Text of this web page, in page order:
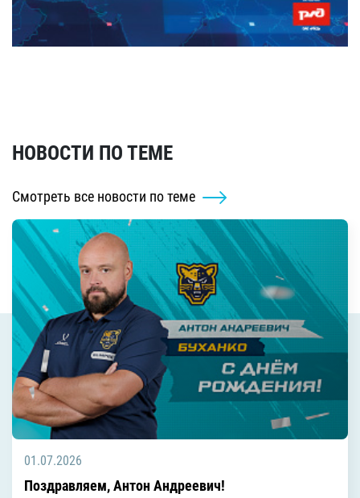
НОВОСТИ ПО ТЕМЕ
Смотреть все новости по теме
01.07.2026
Поздравляем, Антон Андреевич!